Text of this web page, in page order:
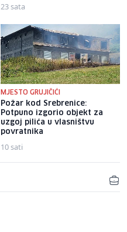
23 sata
MJESTO GRUJIČIĆI
Požar kod Srebrenice:
Potpuno izgorio objekt za
uzgoj pilića u vlasništvu
povratnika
10 sati